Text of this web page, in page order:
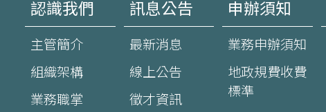
認識我們
主管簡介
組織架構
業務職掌
訊息公告
最新消息
線上公告
徵才資訊
申辦須知
業務申辦須知
地政規費收費
標準